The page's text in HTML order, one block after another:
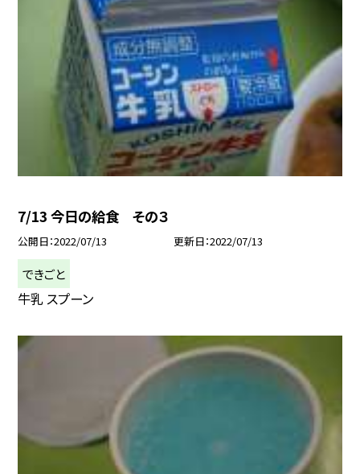
7/13 今日の給食 その３
公開日 2022/07/13 更新日 2022/07/13
できごと
牛乳 スプーン